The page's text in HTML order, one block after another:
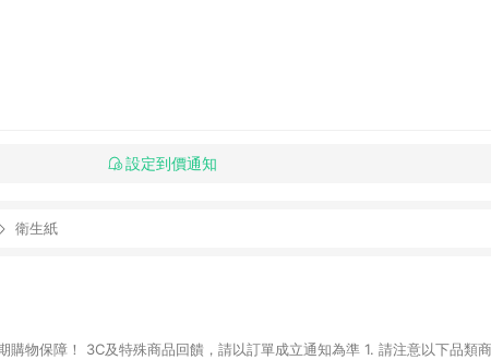
設定到價通知
衛生紙
！ 3C及特殊商品回饋，請以訂單成立通知為準 1. 請注意以下品類商品